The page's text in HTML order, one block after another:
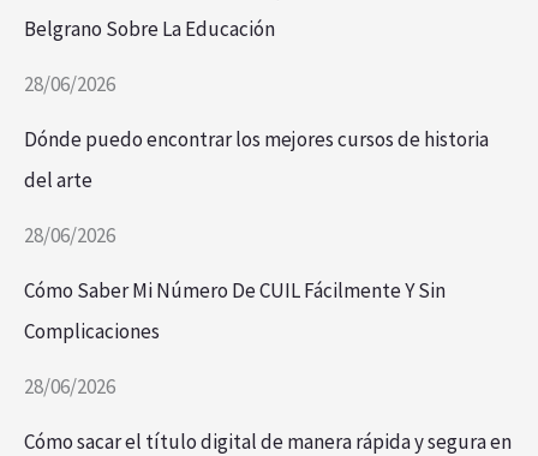
Belgrano Sobre La Educación
28/06/2026
Dónde puedo encontrar los mejores cursos de historia
del arte
28/06/2026
Cómo Saber Mi Número De CUIL Fácilmente Y Sin
Complicaciones
28/06/2026
Cómo sacar el título digital de manera rápida y segura en